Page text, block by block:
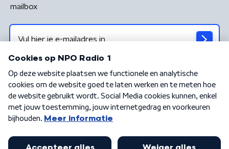
mailbox
Algemene voorwaarden